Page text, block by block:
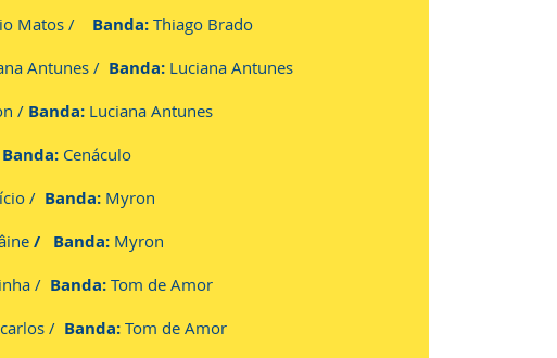
Matos / Banda: Thiago Brado
Antunes / Banda: Luciana Antunes
/ Banda: Luciana Antunes
Banda: Cenáculo
/ Banda: Myron
/ Banda: Myron
/ Banda: Tom de Amor
/ Banda: Tom de Amor